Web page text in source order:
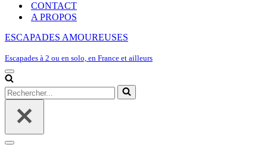
CONTACT
A PROPOS
ESCAPADES AMOUREUSES
Escapades à 2 ou en solo, en France et ailleurs
Menu
de
navigation
Rechercher...
Menu